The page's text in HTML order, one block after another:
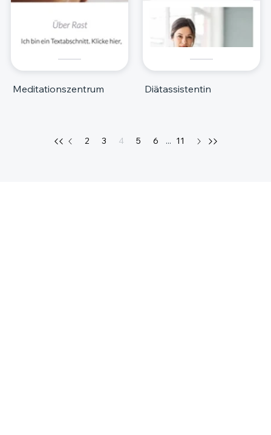
Meditationszentrum Diätassistentin
2 3 4 5 6 ... 11